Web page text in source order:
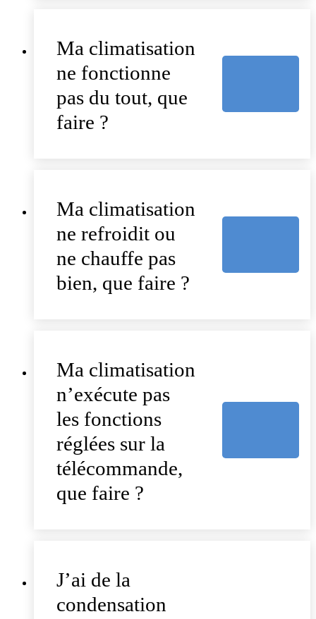
Ma climatisation
ne fonctionne
pas du tout, que
faire ?
Ma climatisation
ne refroidit ou
ne chauffe pas
bien, que faire ?
Ma climatisation
n’exécute pas
les fonctions
réglées sur la
télécommande,
que faire ?
J’ai de la
condensation